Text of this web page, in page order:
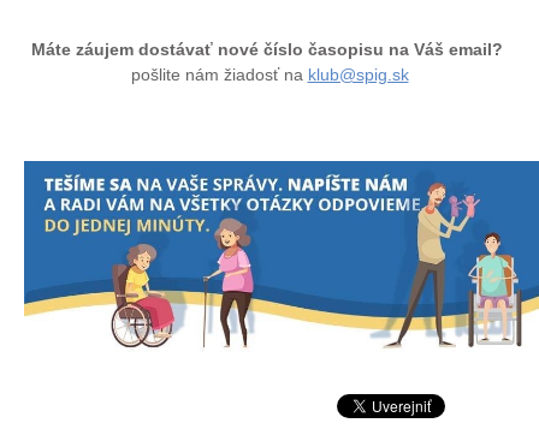
Máte záujem dostávať nové číslo časopisu na Váš email?
pošlite nám žiadosť na klub@spig.sk